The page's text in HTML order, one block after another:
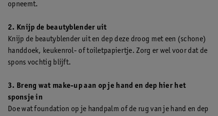
opneemt.
2. Knijp de beautyblender uit
Knijp de beautyblender uit en dep deze droog met een (schone)
handdoek, keukenrol- of toiletpapiertje. Zorg er wel voor dat de
spons vochtig blijft.
3. Breng wat make-up aan op je hand en dep hier het
sponsje in
Doe wat foundation op je handpalm of de rug van je hand en dep